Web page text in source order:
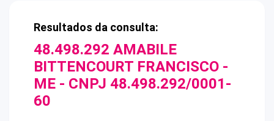
Resultados da consulta:
48.498.292 AMABILE
BITTENCOURT FRANCISCO -
ME - CNPJ 48.498.292/0001-
60